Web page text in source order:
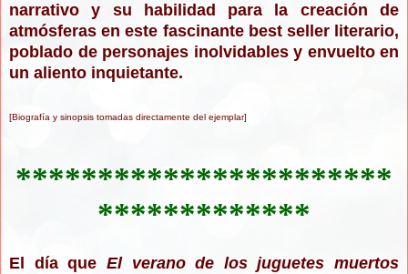
narrativo y su habilidad para la creación de
atmósferas en este fascinante best seller literario,
poblado de personajes inolvidables y envuelto en
un aliento inquietante.
[Biografía y sinopsis tomadas directamente del ejemplar]
***********************
*************
El día que El verano de los juguetes muertos